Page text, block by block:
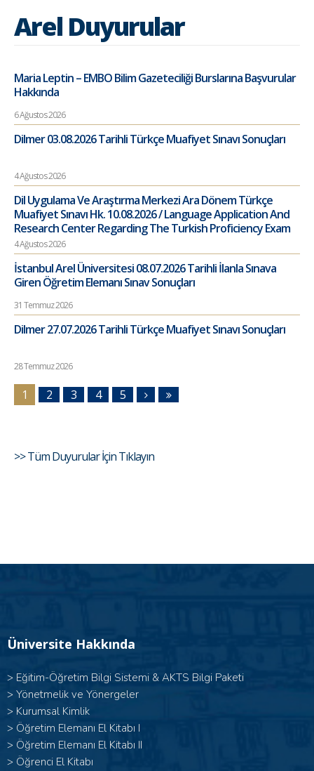
Arel Duyurular
Maria Leptin – EMBO Bilim Gazeteciliği Burslarına Başvurular
Hakkında
6 Ağustos 2026
Dilmer 03.08.2026 Tarihli Türkçe Muafiyet Sınavı Sonuçları
4 Ağustos 2026
Dil Uygulama Ve Araştırma Merkezi Ara Dönem Türkçe
Muafiyet Sınavı Hk. 10.08.2026 / Language Application And
Research Center Regarding The Turkish Proficiency Exam
4 Ağustos 2026
İstanbul Arel Üniversitesi 08.07.2026 Tarihli İlanla Sınava
Giren Öğretim Elemanı Sınav Sonuçları
31 Temmuz 2026
Dilmer 27.07.2026 Tarihli Türkçe Muafiyet Sınavı Sonuçları
28 Temmuz 2026
1 2 3 4 5
>> Tüm Duyurular İçin Tıklayın
Üniversite Hakkında
> Eğitim-Öğretim Bilgi Sistemi & AKTS Bilgi Paketi
> Yönetmelik ve Yönergeler
> Kurumsal Kimlik
> Öğretim Elemanı El Kitabı I
> Öğretim Elemanı El Kitabı II
> Öğrenci El Kitabı